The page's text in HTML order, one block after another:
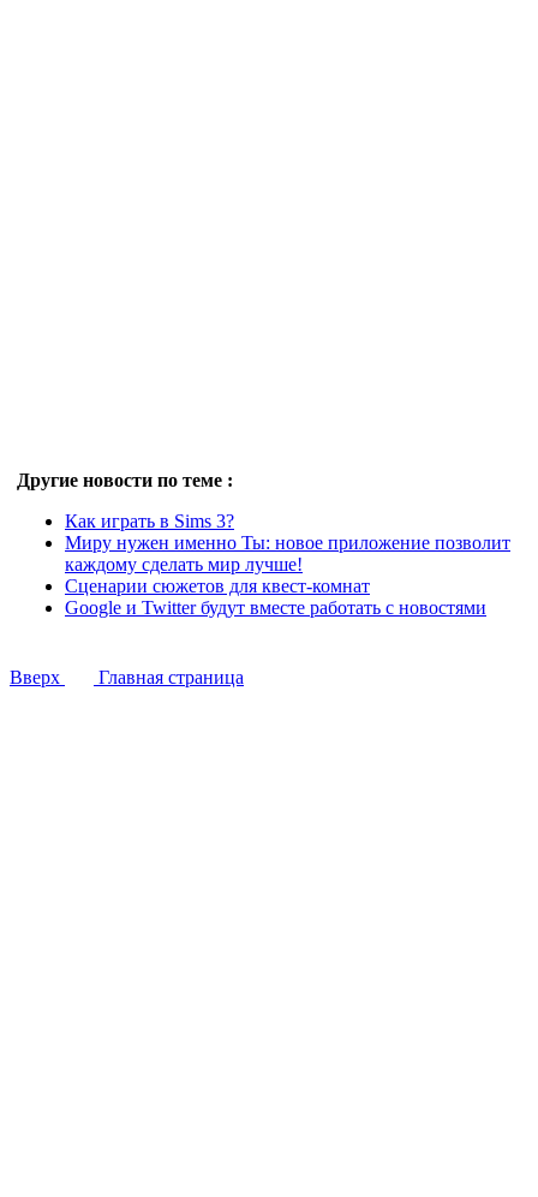
Другие новости по теме :
Как играть в Sims 3?
Миру нужен именно Ты: новое приложение позволит
каждому сделать мир лучше!
Сценарии сюжетов для квест-комнат
Google и Twitter будут вместе работать с новостями
Вверх Главная страница